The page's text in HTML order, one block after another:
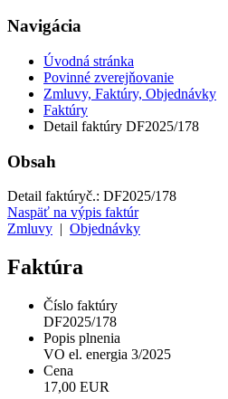
Navigácia
Úvodná stránka
Povinné zverejňovanie
Zmluvy, Faktúry, Objednávky
Faktúry
Detail faktúry DF2025/178
Obsah
Detail faktúryč.: DF2025/178
Naspäť na výpis faktúr
Zmluvy
Objednávky
Faktúra
Číslo faktúry
DF2025/178
Popis plnenia
VO el. energia 3/2025
Cena
17,00 EUR